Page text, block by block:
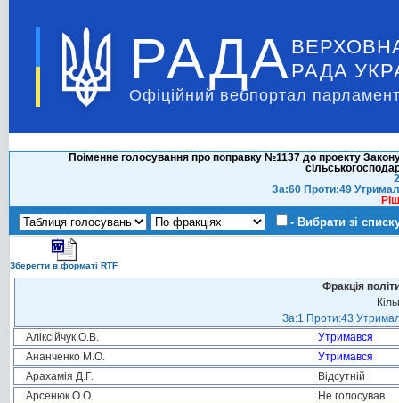
РАДА РАДА
Офіційний вебпортал
Поіменне голосування про поправку №1137 до проекту
За:60 Проти:49
- Вибрати зі
Зберегти в форматі RTF
Фракція
За:1 Проти:43
Аліксійчук О.В.
Утримався
Ананченко М.О.
Утримався
Арахамія Д.Г.
Відсутній
Арсенюк О.О.
Не голосував